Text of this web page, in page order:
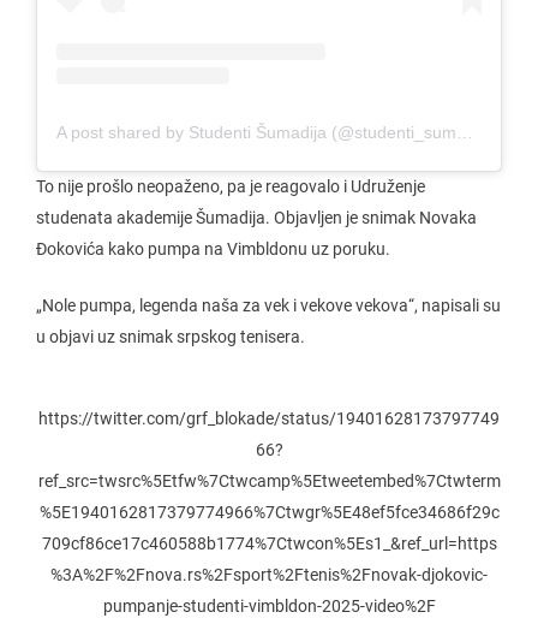
To nije prošlo neopaženo, pa je reagovalo i Udruženje
studenata akademije Šumadija. Objavljen je snimak Novaka
Đokovića kako pumpa na Vimbldonu uz poruku.
„Nole pumpa, legenda naša za vek i vekove vekova“, napisali su
u objavi uz snimak srpskog tenisera.
https://twitter.com/grf_blokade/status/19401628173797749
66?
ref_src=twsrc%5Etfw%7Ctwcamp%5Etweetembed%7Ctwterm
%5E1940162817379774966%7Ctwgr%5E48ef5fce34686f29c
709cf86ce17c460588b1774%7Ctwcon%5Es1_&ref_url=https
%3A%2F%2Fnova.rs%2Fsport%2Ftenis%2Fnovak-djokovic-
pumpanje-studenti-vimbldon-2025-video%2F